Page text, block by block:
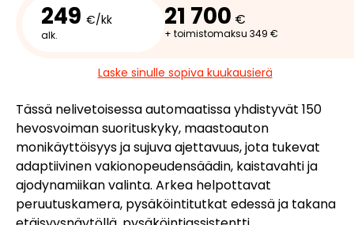
249 €/kk
alk.
21 700 €
+ toimistomaksu 349 €
Laske sinulle sopiva kuukausierä
Tässä nelivetoisessa automaatissa yhdistyvät 150
hevosvoiman suorituskyky, maastoauton
monikäyttöisyys ja sujuva ajettavuus, jota tukevat
adaptiivinen vakionopeudensäädin, kaistavahti ja
ajodynamiikan valinta. Arkea helpottavat
peruutuskamera, pysäköintitutkat edessä ja takana